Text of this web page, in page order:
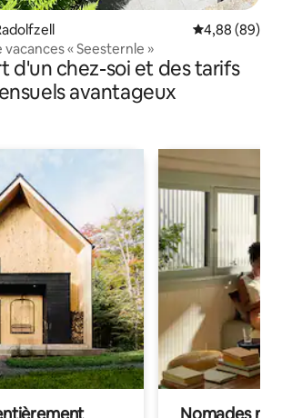
Évaluation
4,88 (89)
« Seesternle »
d'un chez-soi et des tarifs
avantageux